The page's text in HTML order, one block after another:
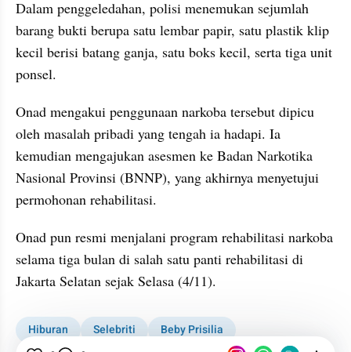
Dalam penggeledahan, polisi menemukan sejumlah
barang bukti berupa satu lembar papir, satu plastik klip
kecil berisi batang ganja, satu boks kecil, serta tiga unit
ponsel.
Onad mengakui penggunaan narkoba tersebut dipicu
oleh masalah pribadi yang tengah ia hadapi. Ia
kemudian mengajukan asesmen ke Badan Narkotika
Nasional Provinsi (BNNP), yang akhirnya menyetujui
permohonan rehabilitasi.
Onad pun resmi menjalani program rehabilitasi narkoba
selama tiga bulan di salah satu panti rehabilitasi di
Jakarta Selatan sejak Selasa (4/11).
Hiburan Selebriti
Beby Prisilia